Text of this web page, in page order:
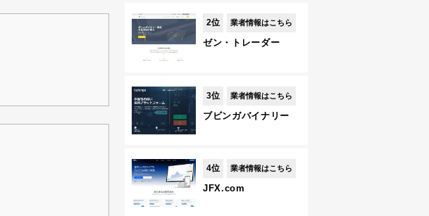
2位 業者情報はこちら
ゼン・トレーダー
3位 業者情報はこちら
ブビンガバイナリー
4位 業者情報はこちら
JFX.com